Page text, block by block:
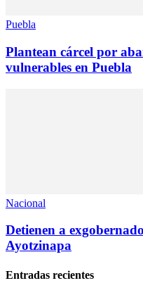
Puebla
Plantean cárcel por
vulnerables en Puebla
Nacional
Detienen a
Ayotzinapa
Entradas recientes